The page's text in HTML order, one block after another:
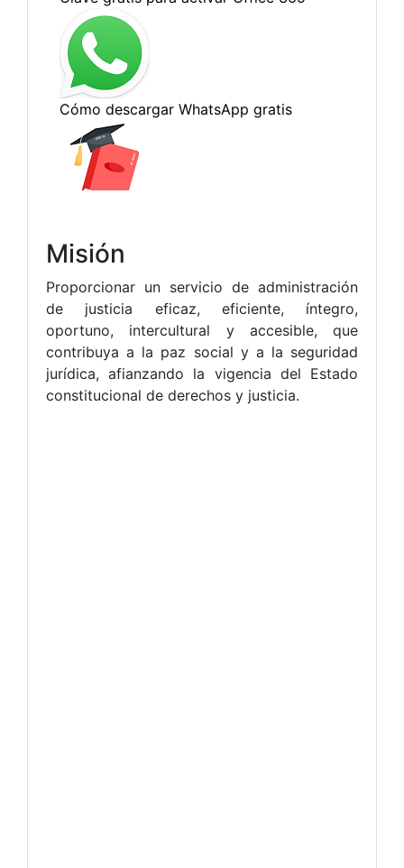
Misión
Proporcionar un servicio de administración
de justicia eficaz, eficiente, íntegro,
oportuno, intercultural y accesible, que
contribuya a la paz social y a la seguridad
jurídica, afianzando la vigencia del Estado
constitucional de derechos y justicia.